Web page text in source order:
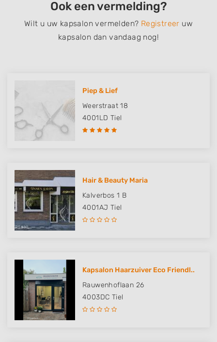
Ook een vermelding?
Wilt u uw kapsalon vermelden? Registreer uw
kapsalon dan vandaag nog!
Piep & Lief
Weerstraat 18
4001LD Tiel
Hair & Beauty Maria
Kalverbos 1 B
4001AJ Tiel
Kapsalon Haarzuiver Eco Friendl..
Rauwenhoflaan 26
4003DC Tiel